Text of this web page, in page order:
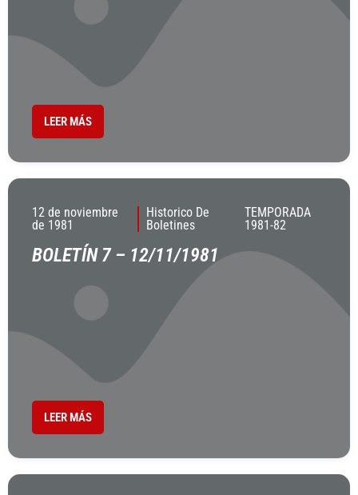
LEER MÁS
12 de noviembre
de 1981
Historico De
Boletines
TEMPORADA
1981-82
BOLETÍN 7 – 12/11/1981
LEER MÁS